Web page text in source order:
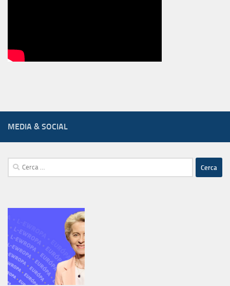
MEDIA & SOCIAL
Ricerca
per: